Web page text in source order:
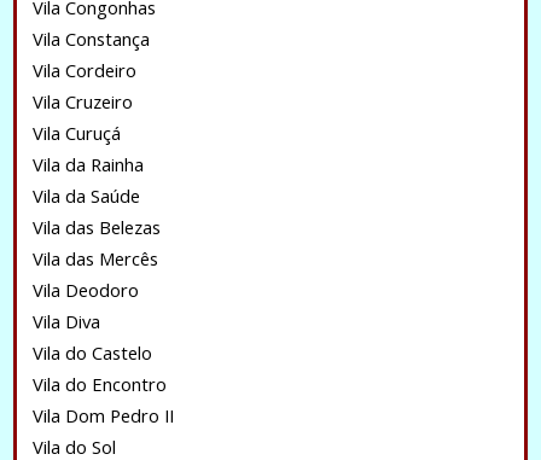
Vila Congonhas
Vila Constança
Vila Cordeiro
Vila Cruzeiro
Vila Curuçá
Vila da Rainha
Vila da Saúde
Vila das Belezas
Vila das Mercês
Vila Deodoro
Vila Diva
Vila do Castelo
Vila do Encontro
Vila Dom Pedro II
Vila do Sol